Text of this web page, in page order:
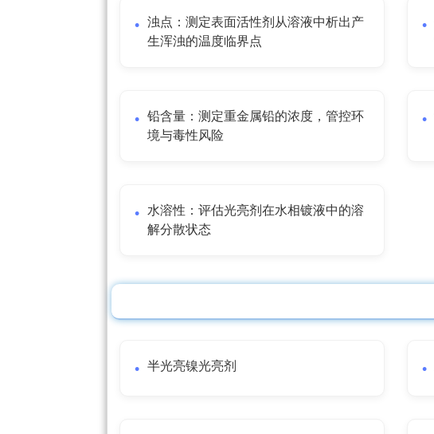
浊点：测定表面活性剂从溶液中析出产
生浑浊的温度临界点
铅含量：测定重金属铅的浓度，管控环
境与毒性风险
水溶性：评估光亮剂在水相镀液中的溶
解分散状态
半光亮镍光亮剂